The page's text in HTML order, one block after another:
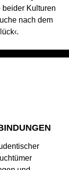
beider Kulturen
nach dem